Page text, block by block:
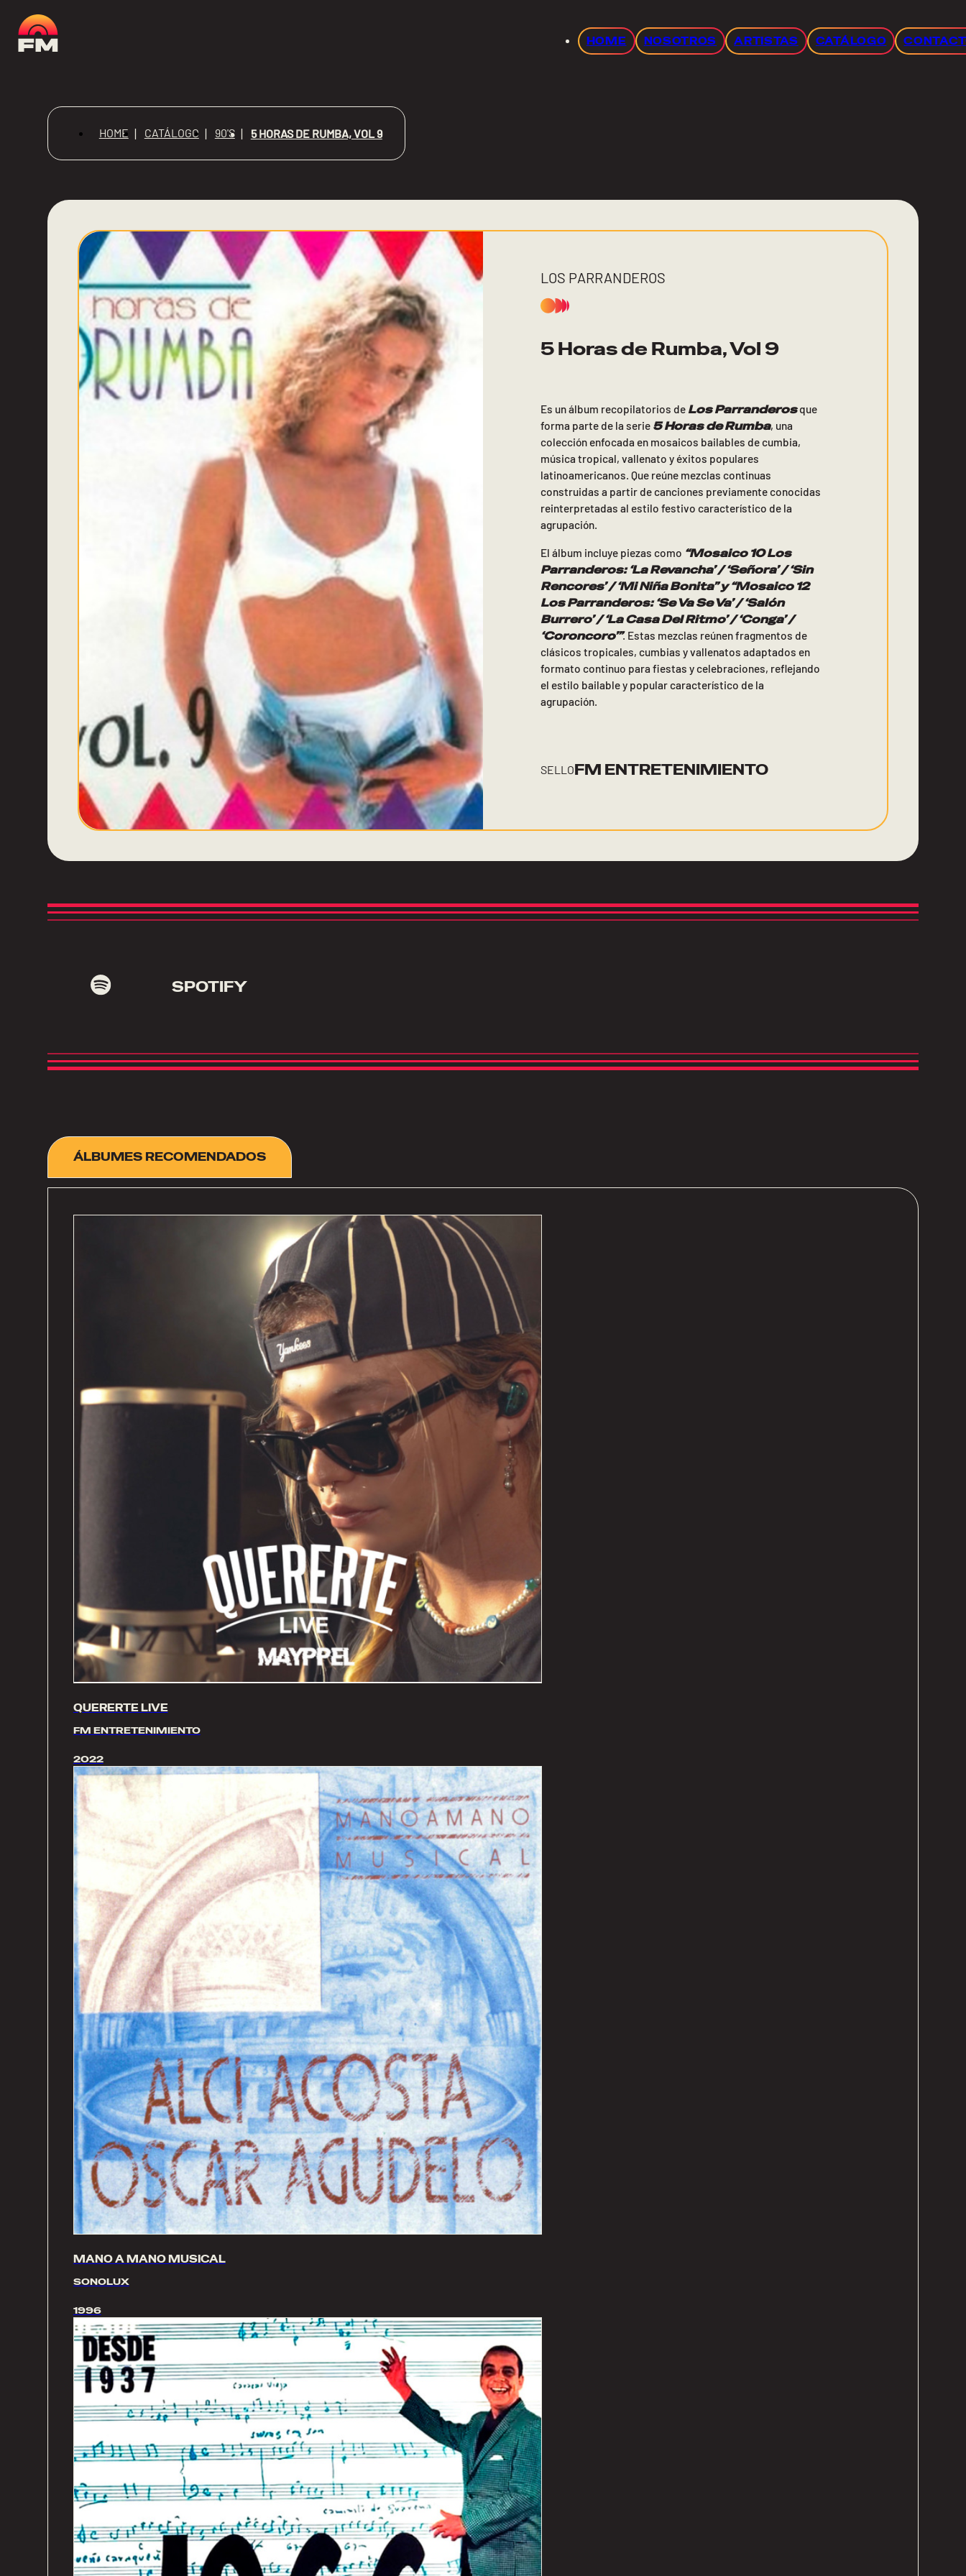
HOME NOSOTROS ARTISTAS CATÁLOGO
HOME CATÁLOGO 90'S 5 HORAS DE RUMBA, VOL 9
LOS PARRANDEROS
5 Horas de Rumba, Vol 9
Es un álbum recopilatorios de Los Parranderosque
forma parte de la serie 5 Horas de Rumba, una
colección enfocada en mosaicos bailables de cumbia,
música tropical, vallenato y éxitos populares
latinoamericanos. Que reúne mezclas continuas
construidas a partir de canciones previamente conocidas
reinterpretadas al estilo festivo característico de la
agrupación.
El álbum incluye piezas como “Mosaico 10 Los
Parranderos: ‘La Revancha’ / ‘Señora’ / ‘Sin
Rencores’ / ‘Mi Niña Bonita” y “Mosaico 12
Los Parranderos: ‘Se Va Se Va’ / ‘Salón
Burrero’ / ‘La Casa Del Ritmo’ / ‘Conga’ /
‘Coroncoro’”. Estas mezclas reúnen fragmentos de
clásicos tropicales, cumbias y vallenatos adaptados en
formato continuo para fiestas y celebraciones, reflejando
el estilo bailable y popular característico de la
agrupación.
SELLOFM ENTRETENIMIENTO
SPOTIFY
ÁLBUMES RECOMENDADOS
QUERERTE LIVE
FM ENTRETENIMIENTO
2022
MANO A MANO MUSICAL
SONOLUX
1996